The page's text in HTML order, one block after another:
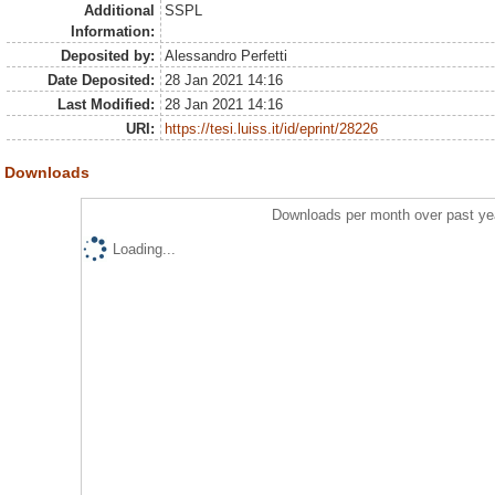
Additional
Information:
SSPL
Deposited by:
Alessandro Perfetti
Date Deposited:
28 Jan 2021 14:16
Last Modified:
28 Jan 2021 14:16
URI:
https://tesi.luiss.it/id/eprint/28226
Downloads
Downloads per month over past
Loading...